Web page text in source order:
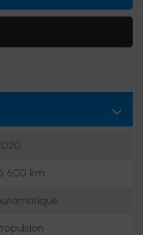
600 km